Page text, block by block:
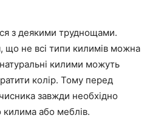
з деякими труднощами.
що не всі типи килимів можна
килими можуть
колір. Тому перед
завжди необхідно
килима або меблів.